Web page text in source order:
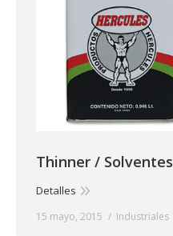
Thinner / Solventes
Detalles
15 mayo, 2015 Industriales